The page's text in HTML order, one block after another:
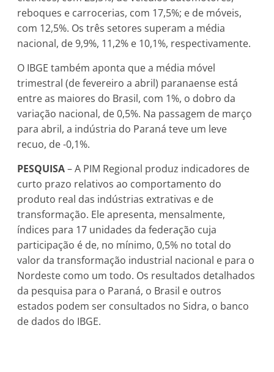
reboques e carrocerias, com 17,5%; e de móveis,
com 12,5%. Os três setores superam a média
nacional, de 9,9%, 11,2% e 10,1%, respectivamente.
O IBGE também aponta que a média móvel
trimestral (de fevereiro a abril) paranaense está
entre as maiores do Brasil, com 1%, o dobro da
variação nacional, de 0,5%. Na passagem de março
para abril, a indústria do Paraná teve um leve
recuo, de -0,1%.
PESQUISA– A PIM Regional produz indicadores de
curto prazo relativos ao comportamento do
produto real das indústrias extrativas e de
transformação. Ele apresenta, mensalmente,
índices para 17 unidades da federação cuja
participação é de, no mínimo, 0,5% no total do
valor da transformação industrial nacional e para o
Nordeste como um todo. Os resultados detalhados
da pesquisa para o Paraná, o Brasil e outros
estados podem ser consultados no Sidra, o banco
de dados do IBGE.